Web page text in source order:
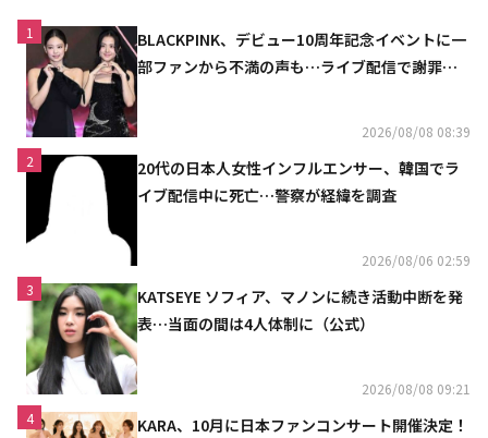
1
BLACKPINK、デビュー10周年記念イベントに一
部ファンから不満の声も…ライブ配信で謝罪
2026/08/08 08:39
2
20代の日本人女性インフルエンサー、韓国でラ
イブ配信中に死亡…警察が経緯を調査
2026/08/06 02:59
3
KATSEYE ソフィア、マノンに続き活動中断を発
表…当面の間は4人体制に（公式）
2026/08/08 09:21
4
KARA、10月に日本ファンコンサート開催決定！